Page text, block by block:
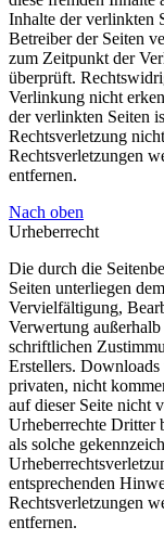
Inhalte der verlinkten
Betreiber der Seiten
zum Zeitpunkt der
überprüft.
Verlinkung nicht
der verlinkten Seiten
Rechtsverletzung
Rechtsverletzungen
entfernen.
Nach oben
Urheberrecht
Die durch die
Seiten unterliegen
Vervielfältigung,
Verwertung
schriftlichen
Erstellers.
privaten, nicht
auf dieser Seite nicht
Urheberrechte Dritter
als solche
entsprechenden
Rechtsverletzungen
entfernen.